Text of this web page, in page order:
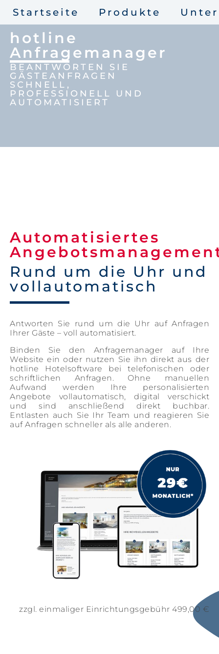
Startseite Produkte
hotline
Anfragemanager
BEANTWORTEN SIE
GÄSTEANFRAGEN
SCHNELL,
PROFESSIONELL UND
AUTOMATISIERT
Automatisiertes
Rund um die Uhr und
vollautomatisch
Antworten Sie rund um die Uhr auf Anfragen
Ihrer Gäste – voll automatisiert.
Binden Sie den Anfragemanager auf Ihre
Website ein oder nutzen Sie ihn direkt aus der
hotline Hotelsoftware bei telefonischen oder
schriftlichen Anfragen. Ohne manuellen
Aufwand werden Ihre personalisierten
Angebote vollautomatisch, digital verschickt
und sind anschließend direkt buchbar.
Entlasten auch Sie Ihr Team und reagieren Sie
auf Anfragen schneller als alle anderen.
zzgl. einmaliger Einrichtungsgebühr 499,00 €